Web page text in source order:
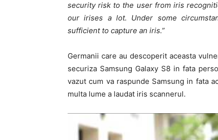
security risk to the user from iris
our irises a lot. Under some
sufficient to capture an iris.”
Germanii care au descoperit aceasta
securiza Samsung Galaxy S8 in fata
vazut cum va raspunde Samsung in fata
multa lume a laudat iris scannerul.